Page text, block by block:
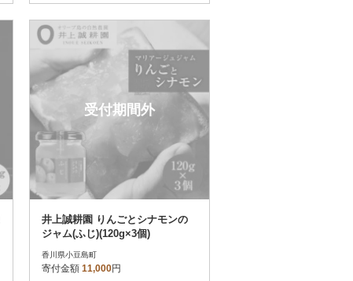
受付期間外
井上誠耕園 りんごとシナモンの
ジャム(ふじ)(120g×3個)
香川県小豆島町
寄付金額 11,000円